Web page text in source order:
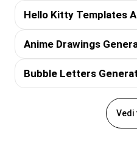
Hello Kitty Templates
Anime Drawings
Bubble Letters